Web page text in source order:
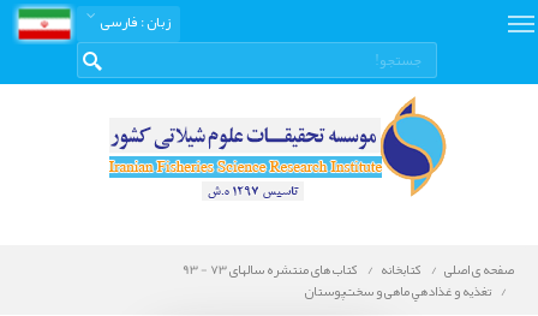
زبان: فارسی
صفحه ی اصلی کتابخانه
کتاب های منتشره سالهای 73 - 93
تغذیه و غذادهي ماهی و سخت‌پوستان